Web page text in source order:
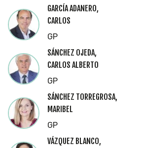
GARCÍA ADANERO,
CARLOS
GP
SÁNCHEZ OJEDA,
CARLOS ALBERTO
GP
SÁNCHEZ TORREGROSA,
MARIBEL
GP
VÁZQUEZ BLANCO,